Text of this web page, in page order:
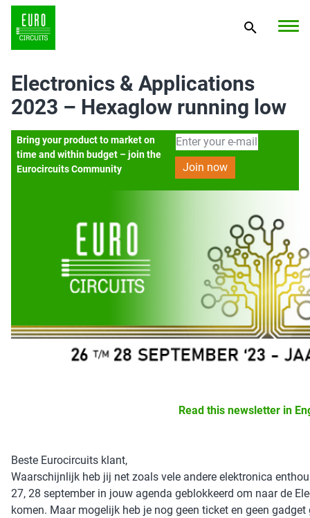
Electronics & Applications
2023 – Hexaglow running low
Bring your product to market on
time and within budget – join the
Eurocircuits Community
Read this newsletter in
Beste Eurocircuits klant,
Waarschijnlijk heb jij net zoals vele andere elektronica
27, 28 september in jouw agenda geblokkeerd om naar de
komen. Maar mogelijk heb je nog geen ticket en geen